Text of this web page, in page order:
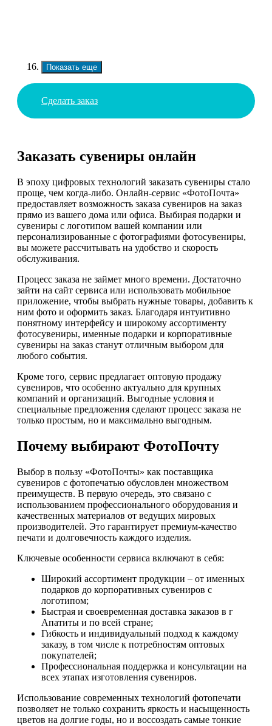
Показать еще
Сделать заказ
Заказать сувениры онлайн
В эпоху цифровых технологий заказать сувениры стало
проще, чем когда-либо. Онлайн-сервис «ФотоПочта»
предоставляет возможность заказа сувениров на заказ
прямо из вашего дома или офиса. Выбирая подарки и
сувениры с логотипом вашей компании или
персонализированные с фотографиями фотосувениры,
вы можете рассчитывать на удобство и скорость
обслуживания.
Процесс заказа не займет много времени. Достаточно
зайти на сайт сервиса или использовать мобильное
приложение, чтобы выбрать нужные товары, добавить к
ним фото и оформить заказ. Благодаря интуитивно
понятному интерфейсу и широкому ассортименту
фотосувениры, именные подарки и корпоративные
сувениры на заказ станут отличным выбором для
любого события.
Кроме того, сервис предлагает оптовую продажу
сувениров, что особенно актуально для крупных
компаний и организаций. Выгодные условия и
специальные предложения сделают процесс заказа не
только простым, но и максимально выгодным.
Почему выбирают ФотоПочту
Выбор в пользу «ФотоПочты» как поставщика
сувениров с фотопечатью обусловлен множеством
преимуществ. В первую очередь, это связано с
использованием профессионального оборудования и
качественных материалов от ведущих мировых
производителей. Это гарантирует премиум-качество
печати и долговечность каждого изделия.
Ключевые особенности сервиса включают в себя:
Широкий ассортимент продукции – от именных
подарков до корпоративных сувениров с
логотипом;
Быстрая и своевременная доставка заказов в г
Апатиты и по всей стране;
Гибкость и индивидуальный подход к каждому
заказу, в том числе к потребностям оптовых
покупателей;
Профессиональная поддержка и консультации на
всех этапах изготовления сувениров.
Использование современных технологий фотопечати
позволяет не только сохранить яркость и насыщенность
цветов на долгие годы, но и воссоздать самые тонкие